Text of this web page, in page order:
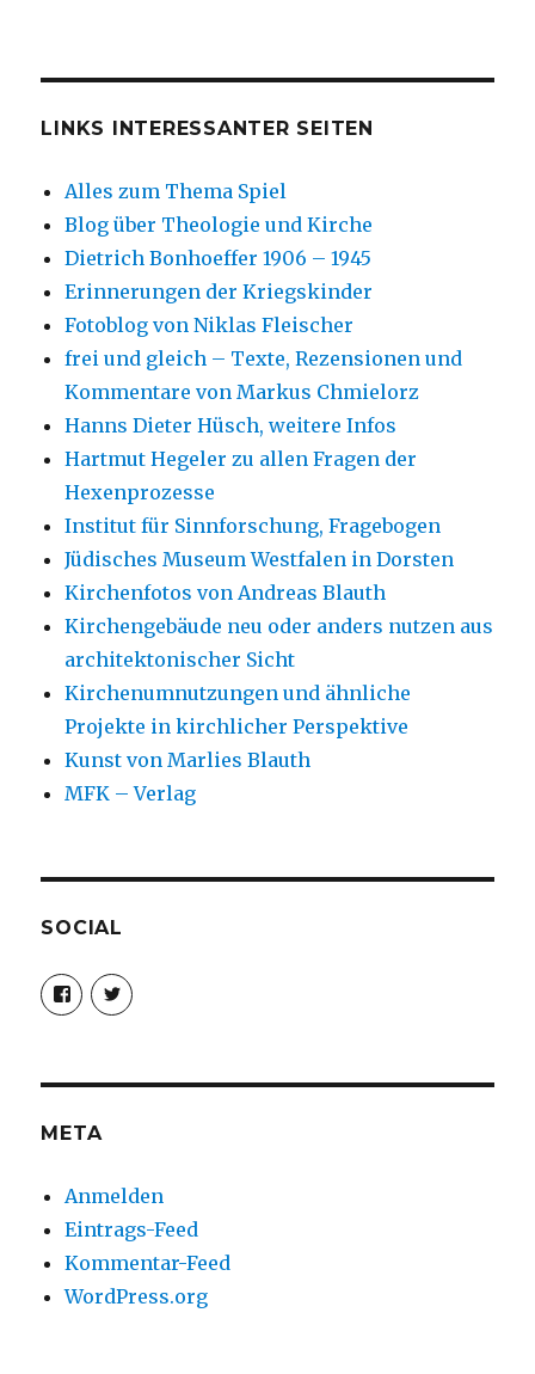
LINKS INTERESSANTER SEITEN
Alles zum Thema Spiel
Blog über Theologie und Kirche
Dietrich Bonhoeffer 1906 – 1945
Erinnerungen der Kriegskinder
Fotoblog von Niklas Fleischer
frei und gleich – Texte, Rezensionen und
Kommentare von Markus Chmielorz
Hanns Dieter Hüsch, weitere Infos
Hartmut Hegeler zu allen Fragen der
Hexenprozesse
Institut für Sinnforschung, Fragebogen
Jüdisches Museum Westfalen in Dorsten
Kirchenfotos von Andreas Blauth
Kirchengebäude neu oder anders nutzen aus
architektonischer Sicht
Kirchenumnutzungen und ähnliche
Projekte in kirchlicher Perspektive
Kunst von Marlies Blauth
MFK – Verlag
SOCIAL
Profil
von
christoph.fleischer1
anzeigen
Profil
von
anzeigen
META
Anmelden
Eintrags-Feed
Kommentar-Feed
WordPress.org